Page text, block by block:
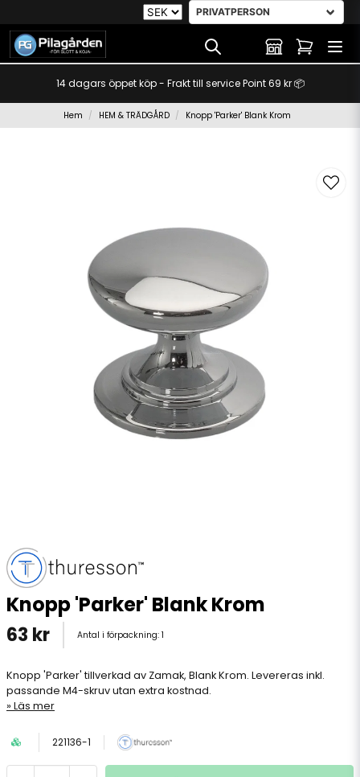
14 dagars öppet köp - Frakt till service Point 69 kr 📦
Hem HEM & TRÄDGÅRD Knopp 'Parker' Blank Krom
Knopp 'Parker' Blank Krom
63 kr Antal i förpackning: 1
Knopp 'Parker' tillverkad av Zamak, Blank Krom. Levereras inkl.
passande M4-skruv utan extra kostnad.
Läs mer
221136-1